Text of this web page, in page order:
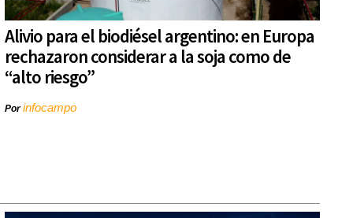
Alivio para el biodiésel argentino: en Europa
rechazaron considerar a la soja como de
“alto riesgo”
Porinfocampo